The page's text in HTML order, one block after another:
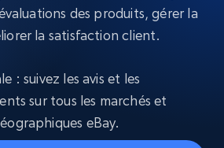
des produits, gérer la
la satisfaction client.
: suivez les avis et les
sur tous les marchés et
eBay.